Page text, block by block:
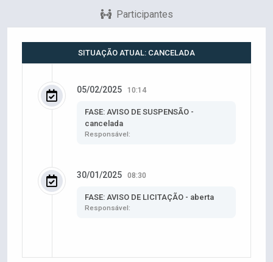
Participantes
SITUAÇÃO ATUAL: CANCELADA
05/02/2025 10:14
FASE: AVISO DE SUSPENSÃO -
cancelada
Responsável:
30/01/2025 08:30
FASE: AVISO DE LICITAÇÃO - aberta
Responsável: